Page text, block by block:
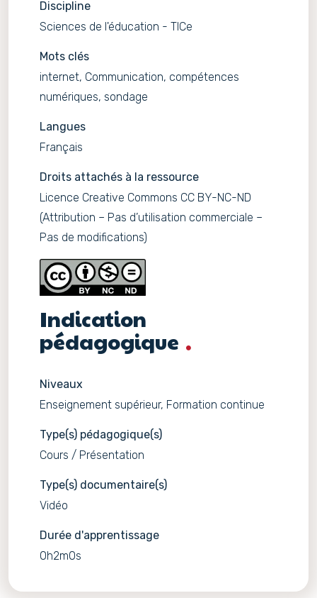
Discipline
Sciences de l'éducation - TICe
Mots clés
internet, Communication, compétences
numériques, sondage
Langues
Français
Droits attachés à la ressource
Licence Creative Commons CC BY-NC-ND
(Attribution – Pas d’utilisation commerciale –
Pas de modifications)
Indication
pédagogique
Niveaux
Enseignement supérieur, Formation continue
Type(s) pédagogique(s)
Cours / Présentation
Type(s) documentaire(s)
Vidéo
Durée d'apprentissage
0h2m0s